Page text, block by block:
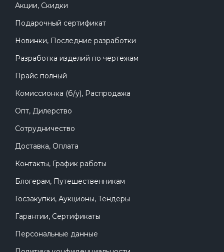
Акции, Скидки
Подарочный сертификат
Новинки, Последние разработки
Разработка изделий по чертежам
Прайс полный
Комиссионка (б/у), Распродажа
Опт, Дилерство
Сотрудничество
Доставка, Оплата
Контакты, График работы
Блогерам, Путешественникам
Госзакупки, Аукционы, Тендеры
Гарантии, Сертификаты
Персональные данные